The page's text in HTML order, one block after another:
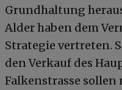
Grundhaltung
Alder haben dem
Strategie vertreten.
den Verkauf des
Falkenstrasse sollen